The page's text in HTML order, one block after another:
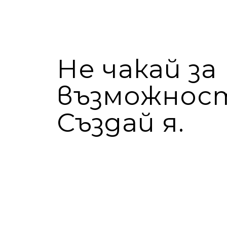
Не чакай за
Създай я.